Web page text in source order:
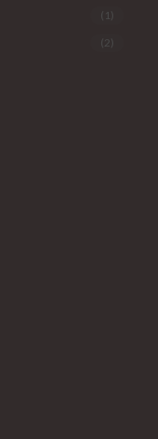
(1)
(2)